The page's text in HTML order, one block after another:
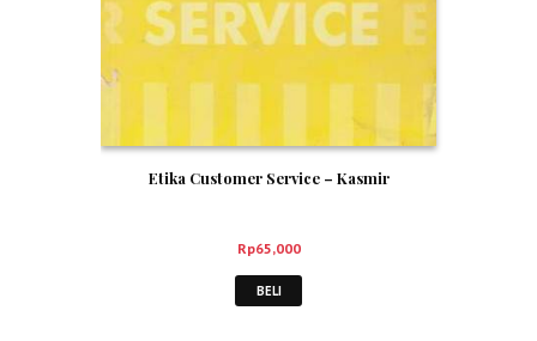
Etika Customer Service – Kasmir
Rp65,000
BELI